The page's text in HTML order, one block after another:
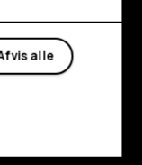
alle